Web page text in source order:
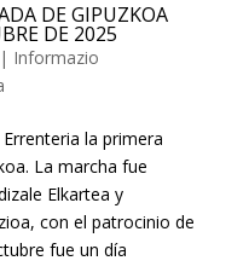
DE GIPUZKOA
DE 2025
| Informazio
la primera
La marcha fue
Elkartea y
con el patrocinio de
fue un día